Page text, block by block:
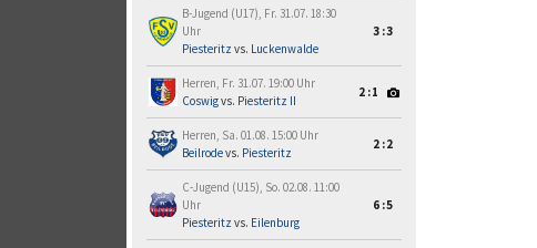
B-Jugend (U17), Fr. 31.07. 18:30
Uhr
Piesteritz vs. Luckenwalde
3:3
Herren, Fr. 31.07. 19:00 Uhr
Coswigvs. Piesteritz II
2:1
Herren, Sa. 01.08. 15:00 Uhr
Beilrodevs. Piesteritz
2:2
C-Jugend (U15), So. 02.08. 11:00
Uhr
Piesteritz vs. Eilenburg
6:5